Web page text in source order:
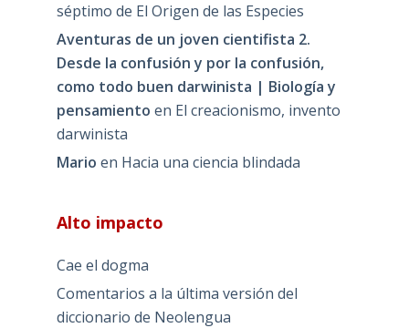
séptimo de El Origen de las Especies
Aventuras de un joven cientifista 2.
Desde la confusión y por la confusión,
como todo buen darwinista | Biología y
pensamiento en El creacionismo, invento
darwinista
Mario en Hacia una ciencia blindada
Alto impacto
Cae el dogma
Comentarios a la última versión del
diccionario de Neolengua